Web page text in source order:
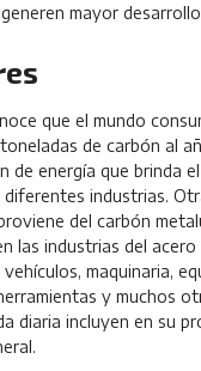
mayor desarrollo
que el mundo
de carbón al
de energía que brinda
industrias.
del carbón
las industrias del acero
maquinaria,
y muchos
diaria incluyen en su